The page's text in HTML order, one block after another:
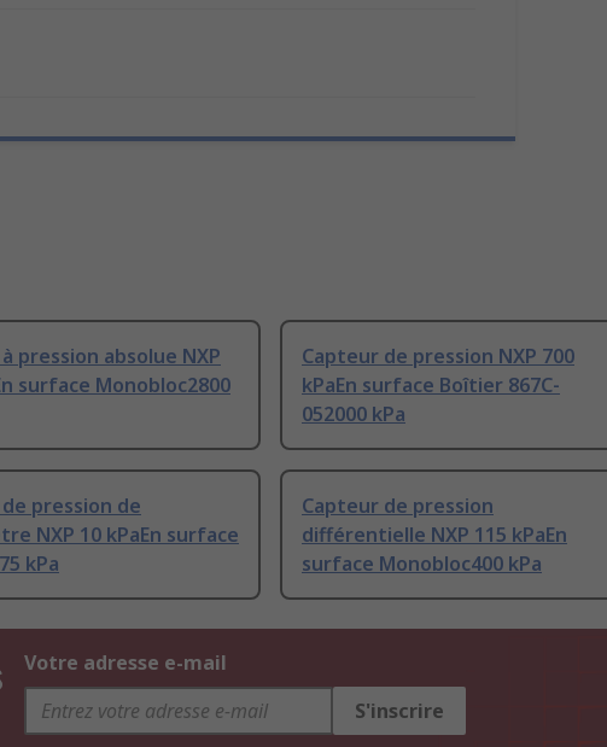
pression absolue NXP
surface Monobloc2800
Capteur de pression NXP 700
kPaEn surface Boîtier 867C-
052000 kPa
pression de
NXP 10 kPaEn surface
kPa
Capteur de pression
différentielle NXP 115 kPaEn
surface Monobloc400 kPa
Votre adresse e-mail
S'inscrire